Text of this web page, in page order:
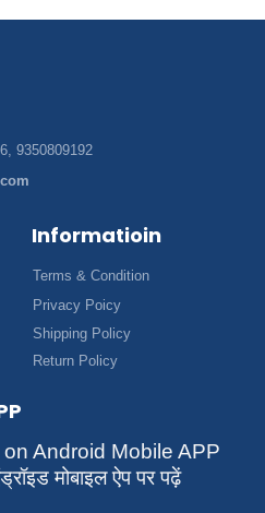
9350809192
Informatioin
Terms & Condition
Privacy Poicy
Shipping Policy
Return Policy
Android Mobile APP
मोबाइल ऐप पर पढ़ें